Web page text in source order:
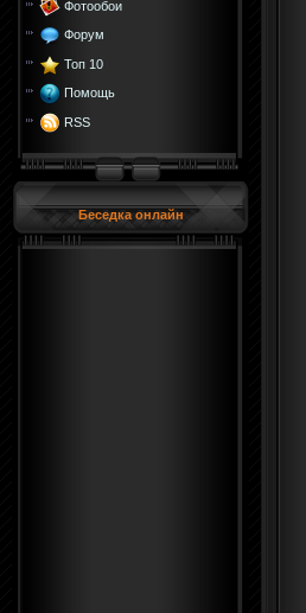
Фотообои
Форум
Топ 10
Помощь
RSS
Беседка онлайн